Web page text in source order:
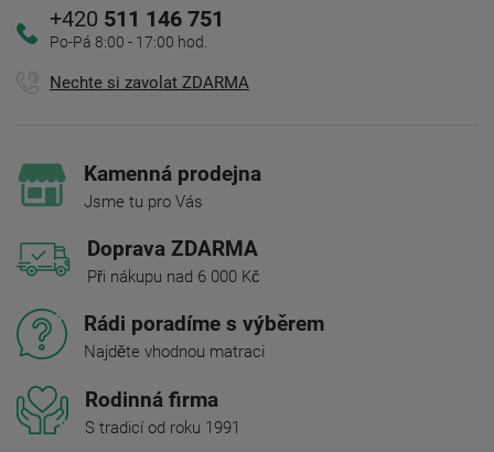
+420 511 146 751
Po-Pá 8:00 - 17:00 hod.
Nechte si zavolat ZDARMA
Kamenná prodejna
Jsme tu pro Vás
Doprava ZDARMA
Při nákupu nad 6 000 Kč
Rádi poradíme s výběrem
Najděte vhodnou matraci
Rodinná firma
S tradicí od roku 1991